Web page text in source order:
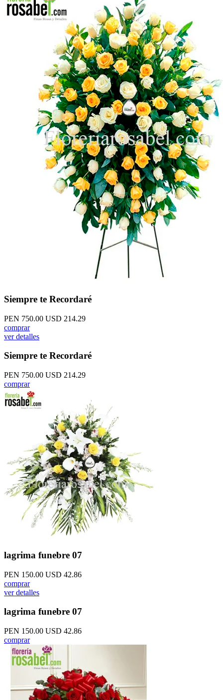
Siempre te Recordaré
PEN 750.00 USD 214.29
comprar
ver detalles
Siempre te Recordaré
PEN 750.00 USD 214.29
comprar
lagrima funebre 07
PEN 150.00 USD 42.86
comprar
ver detalles
lagrima funebre 07
PEN 150.00 USD 42.86
comprar